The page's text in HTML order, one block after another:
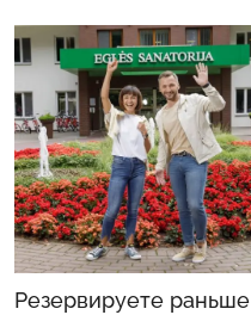
Резервируете раньше